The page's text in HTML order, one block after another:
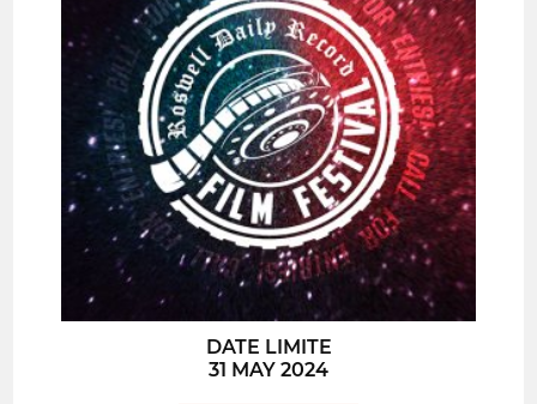
DATE LIMITE
31 MAY 2024